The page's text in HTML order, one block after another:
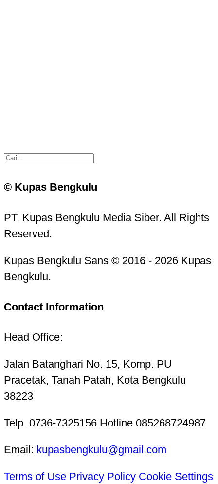
© Kupas Bengkulu
PT. Kupas Bengkulu Media Siber. All Rights
Reserved.
Kupas Bengkulu Sans © 2016 - 2026 Kupas
Bengkulu.
Contact Information
Head Office:
Jalan Batanghari No. 15, Komp. PU
Pracetak, Tanah Patah, Kota Bengkulu
38223
Telp. 0736-7325156 Hotline 085268724987
Email: kupasbengkulu@gmail.com
Terms of Use Privacy Policy Cookie Settings